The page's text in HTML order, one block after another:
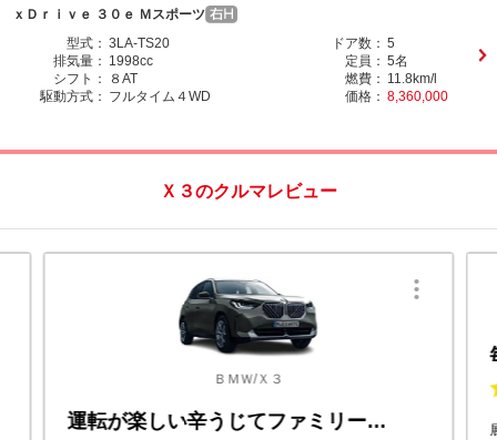
ｘＤｒｉｖｅ ３０ｅ Ｍスポーツ
型式： 3LA-TS20 ドア数： 5
排気量： 1998cc 定員： 5名
シフト：
８AT 燃費： 11.8km/l
駆動方式： フルタイム４WD 価格： 8,360,000
Ｘ３のクルマレビュー
ＢＭＷ/Ｘ３
運転が楽しい辛うじてファミリーカー